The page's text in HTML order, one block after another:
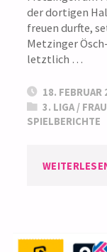
der dortigen
freuen durfte,
Metzinger
letztlich …
18. FEBRUAR
3. LIGA/
SPIELBERICHTE